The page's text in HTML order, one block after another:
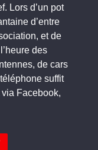
Lors d’un pot
d’entre
et de
des
de cars
suffit
Facebook,